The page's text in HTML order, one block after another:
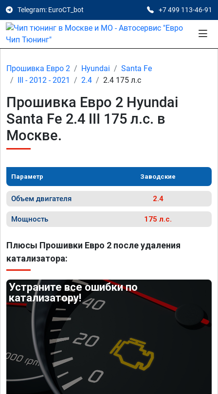
Telegram: EuroCT_bot +7 499 113-46-91
Прошивка Евро 2 Hyundai
Santa Fe
III - 2012 - 2021
2.4 2.4 175 л.с
Прошивка Евро 2 Hyundai
Santa Fe 2.4 III 175 л.с. в
Москве.
Параметр Заводские
Объем двигателя 2.4
Мощность 175 л.с.
Плюсы Прошивки Евро 2 после удаления
катализатора:
Устраните все ошибки по
катализатору!